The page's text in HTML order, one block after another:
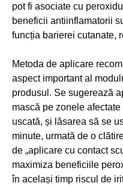
pot fi asociate cu
beneficii antiinflamatorii
funcția barierei cutanate,
Metoda de aplicare
aspect important al
produsul. Se sugerează
mască pe zonele
uscată, și lăsarea să se
minute, urmată de o
de „aplicare cu contact
maximiza beneficiile
în același timp riscul de